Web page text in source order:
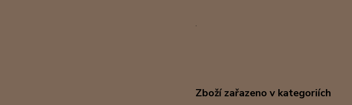
.
Zboží zařazeno v kategoriích